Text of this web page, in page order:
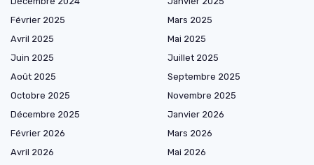
Février 2025
Mars 2025
Avril 2025
Mai 2025
Juin 2025
Juillet 2025
Août 2025
Septembre 2025
Octobre 2025
Novembre 2025
Décembre 2025
Janvier 2026
Février 2026
Mars 2026
Avril 2026
Mai 2026